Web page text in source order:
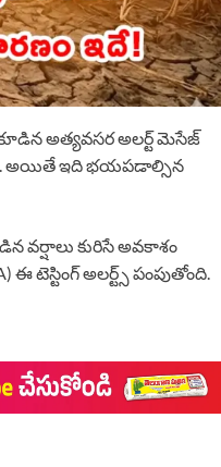
అత్యవసర అలర్ట్ మెసేజ్
అయితే ఇది భయపడాల్సిన
వర్షాలు కురిసే అవకాశం
టెస్టింగ్ అలర్ట్స్ పంపుతోంది.